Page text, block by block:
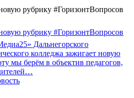
рубрику #ГоризонтВопросов
рубрику #ГоризонтВопросов
Дальнегорского
колледжа зажигает новую
мы берём в объектив педагогов,